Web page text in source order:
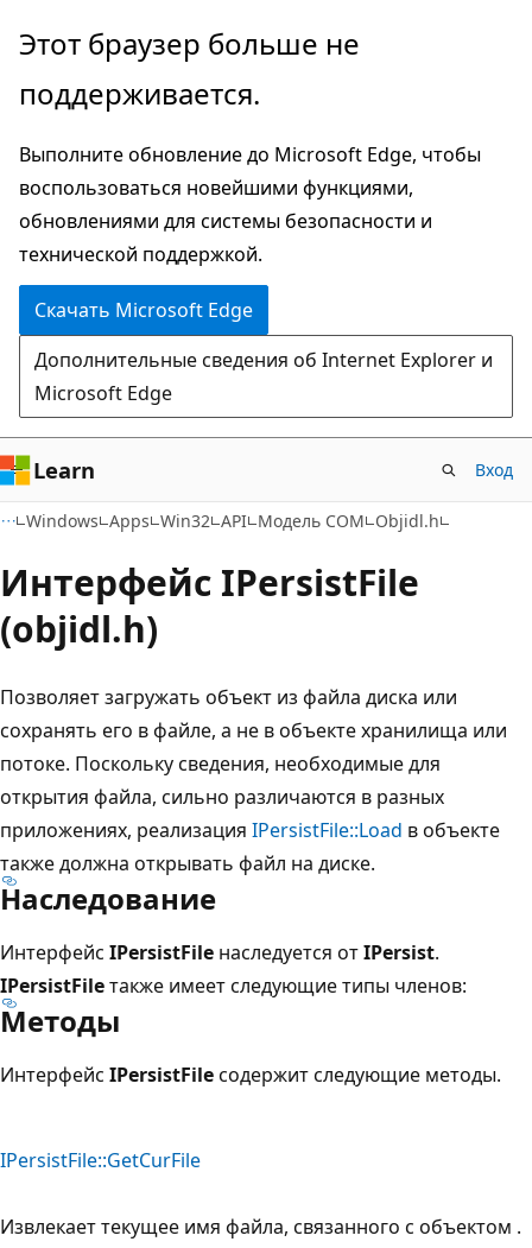
Пропустить
перейти
основному
содержимому
Этот браузер больше не
поддерживается.
Выполните обновление до Microsoft Edge, чтобы
воспользоваться новейшими функциями,
обновлениями для системы безопасности и
технической поддержкой.
Скачать Microsoft Edge
Дополнительные сведения об Internet Explorer и
Microsoft Edge
Learn Вход
Windows Apps Win32 API Модель COM Objidl.h
Интерфейс IPersistFile
(objidl.h)
Позволяет загружать объект из файла диска или
сохранять его в файле, а не в объекте хранилища или
потоке. Поскольку сведения, необходимые для
открытия файла, сильно различаются в разных
приложениях, реализация IPersistFile::Load в объекте
также должна открывать файл на диске.
Наследование
Интерфейс IPersistFile наследуется отIPersist.
IPersistFileтакже имеет следующие типы членов:
Методы
Интерфейс IPersistFileсодержит следующие методы.
IPersistFile::GetCurFile
Извлекает текущее имя файла, связанного с объектом .